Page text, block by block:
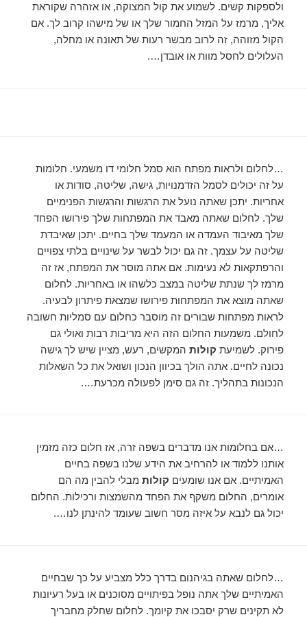
ולספקות קשים. לשמוע את קול המצוקה, או אזהרה שקוראת
אליך, מרמז על המזל החמור שלך או של מישהו קרוב לך. אם
הקול מזוהה, זה לרוב מבשר רעות של תאונה או מחלה,
העלולים לחסל מוות או אובדן….
…לחלום ולראות מפתח הוא סמל חלומי דו משמעי. חלומות
על זה יכולים לסמל הזדמנויות, גישה, שליטה, סודות או
אחריות. יתכן שאתה נועל את הרגשות והרגשות הפנימיים
שלך. לחלום שאתה מאבד את המפתחות שלך פירושו הפחד
שלך מאיבוד העמדה או המעמד שלך בחיים. יתכן שאיבדת
שליטה על עצמך. זה גם יכול לבשר על שינויים בלתי צפויים
והרפתקאות לא נעימות. אם אתה מוסר את המפתח, אז זה
מרמז לך שנתת שליטה במצב כלשהו או באחריות. לחלום
שאתה מוצא את המפתחות פירושו שמצאת פיתרון לבעיה.
לראות מפתחות שבורים זה מוסבר כחלום עם סמליות חשובה
לחולם. משמעות החלום הזה היא מריבות רבות ואולי גם
פירוק. לשמיעת קולות המקשים, רעש, מציין שיש לך גישה
נכונה לחיים. אתה הולך בכיוון הנכון ושואל את כל השאלות
הנכונות בתהליך. זה גם סימן לפעולה מכרעת….
…אם בחלומות אנו מדברים בשפה זרה, אז חלום כזה מזמין
אותנו ללמוד או להרחיב את הידע שלנו בשפה בחיים
האמיתיים. אם אנו שומעים קולות מבלי להבין מה הם
אומרים, החלום משקף את הפחד מהשמצות ורכילות. החלום
יכול גם לנבא על איזה מסר חשוב שעומד להינתן לנו….
…לחלום שאתה בגיהנום בדרך כלל מצביע על כך שבחיים
האמיתיים שלך אתה נופל בפיתויים מסוכנים או בעל רעיונות
לא תקינים שרק יסבכו את קיומך. לחלום שחלק מחבריך